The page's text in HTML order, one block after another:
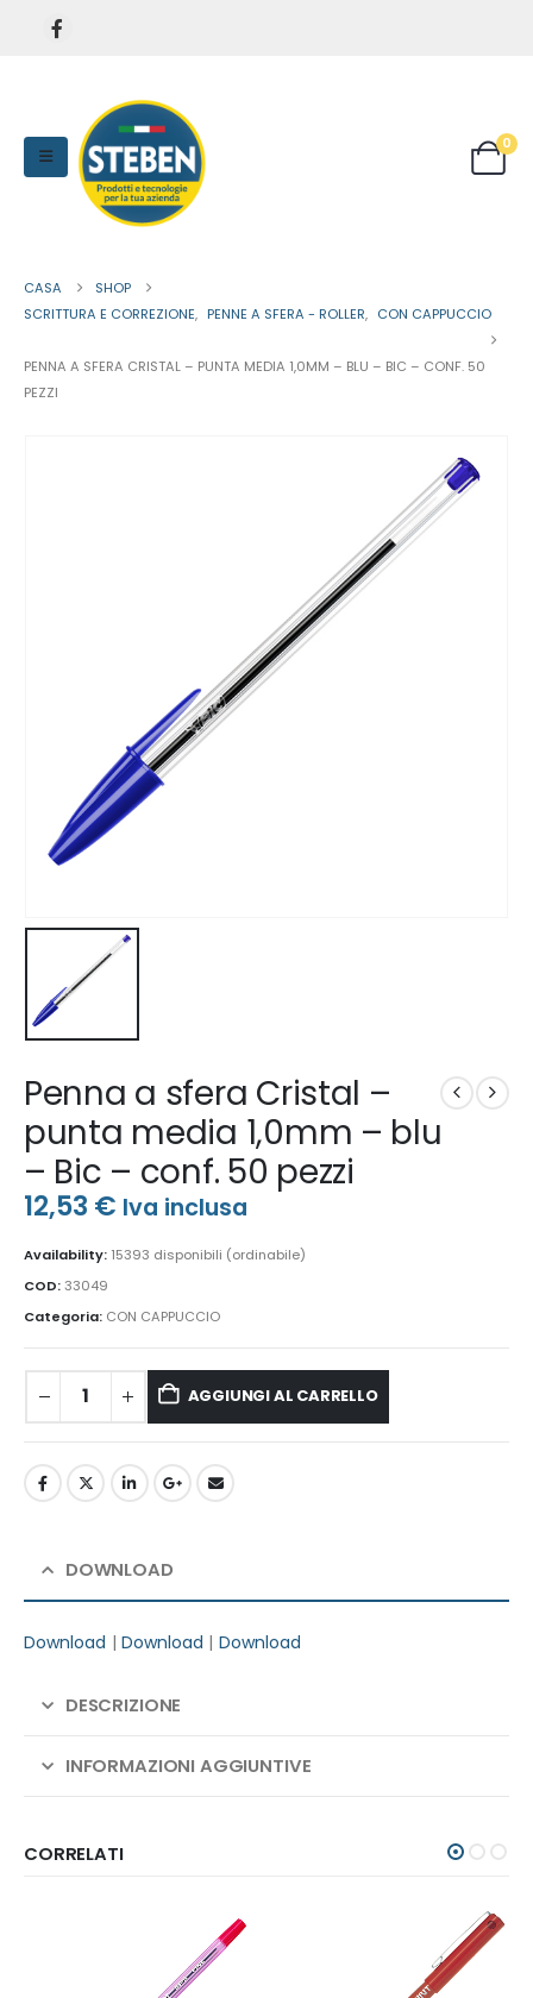
0
CASA
SHOP
SCRITTURA E CORREZIONE, PENNE A SFERA - ROLLER, CON CAPPUCCIO
PENNA A SFERA CRISTAL – PUNTA MEDIA 1,0MM – BLU – BIC – CONF. 50
PEZZI
Penna a sfera Cristal –
punta media 1,0mm – blu
– Bic – conf. 50 pezzi
12,53 € Iva inclusa
Availability: 15393 disponibili (ordinabile)
COD:33049
Categoria: CON CAPPUCCIO
AGGIUNGI AL CARRELLO
DOWNLOAD
Download | Download | Download
DESCRIZIONE
INFORMAZIONI AGGIUNTIVE
CORRELATI